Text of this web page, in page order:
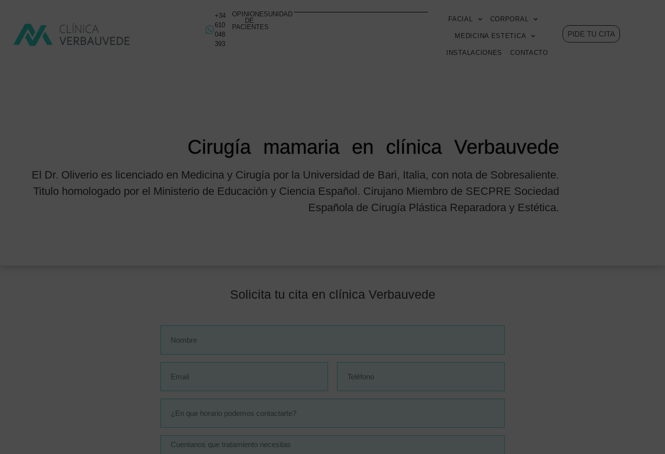
+34
610
048
393
OPINIONES
DE
PACIENTES
UNIDAD
FACIAL CORPORAL
MEDICINA ESTETICA
INSTALACIONES CONTACTO
PIDE TU CITA
Cirugía mamaria en clínica Verbauvede
El Dr. Oliverio es licenciado en Medicina y Cirugía por la Universidad de Bari, Italia, con nota de Sobresaliente.
Titulo homologado por el Ministerio de Educación y Ciencia Español. Cirujano Miembro de SECPRE Sociedad
Española de Cirugía Plástica Reparadora y Estética.
Solicita tu cita en clínica Verbauvede